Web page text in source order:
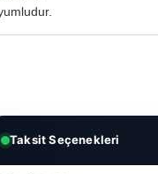
Taksit Seçenekleri